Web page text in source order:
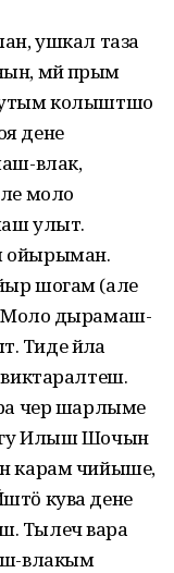
ушкал таза
мӱй пӱрым
колыштшо
дене
влак,
моло
улыт.
ойырыман.
шогам (але
ӱдырамаш-
Тиде йӱла
чер шарлыме
Илыш Шочын
карам чийыше,
кува дене
Тылеч вара
влакым